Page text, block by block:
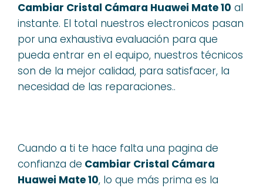
Cambiar Cristal Cámara Huawei Mate 10 al
instante. El total nuestros electronicos pasan
por una exhaustiva evaluación para que
pueda entrar en el equipo, nuestros técnicos
son de la mejor calidad, para satisfacer, la
necesidad de las reparaciones..
Cuando a ti te hace falta una pagina de
confianza de Cambiar Cristal Cámara
Huawei Mate 10, lo que más prima es la